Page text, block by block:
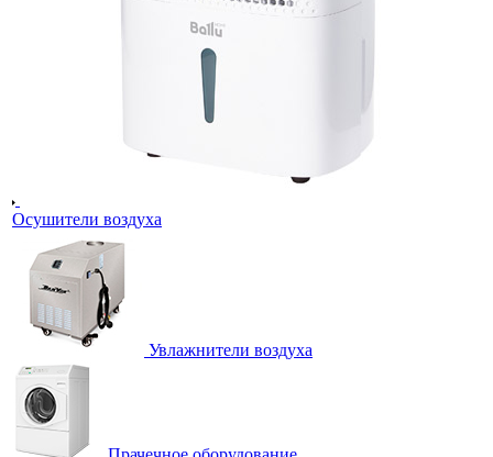
Осушители воздуха
Увлажнители воздуха